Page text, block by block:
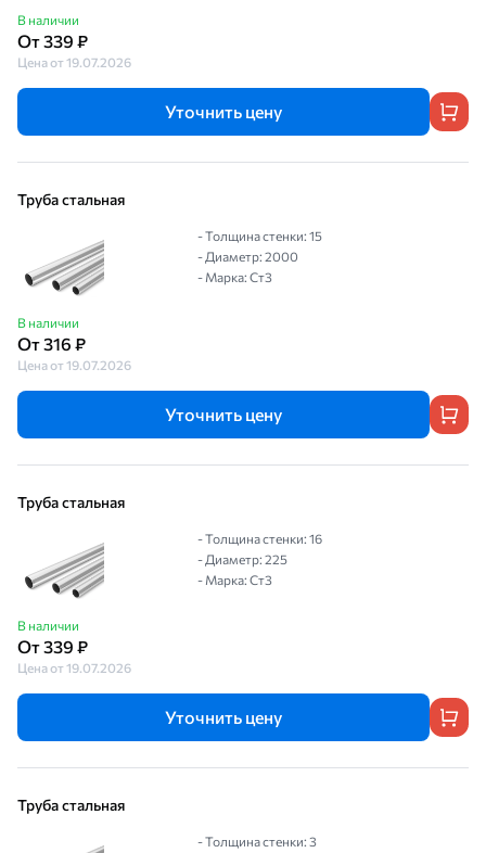
В наличии
От 339 ₽
Цена от 19.07.2026
Уточнить цену
Труба стальная
В наличии
От 316 ₽
Цена от 19.07.2026
- Толщина стенки: 15
- Диаметр: 2000
- Марка: Ст3
Уточнить цену
Труба стальная
В наличии
От 339 ₽
Цена от 19.07.2026
- Толщина стенки: 16
- Диаметр: 225
- Марка: Ст3
Уточнить цену
Труба стальная
- Толщина стенки: 3